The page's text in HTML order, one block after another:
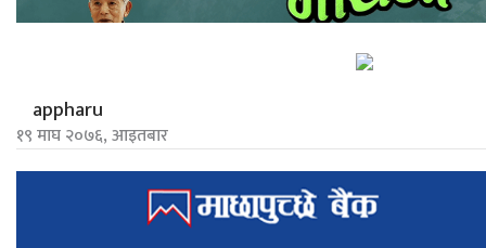
appharu
१९ माघ २०७६, आइतबार